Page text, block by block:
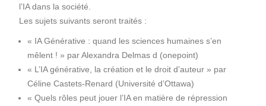
l’IA dans la société.
Les sujets suivants seront traités :
« IA Générative : quand les sciences humaines s’en
mêlent ! » par Alexandra Delmas d (onepoint)
« L’IA générative, la création et le droit d’auteur » par
Céline Castets-Renard (Université d’Ottawa)
« Quels rôles peut jouer l’IA en matière de répression